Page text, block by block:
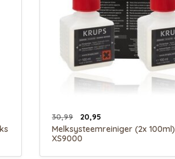
30,99 20,95
Melksysteemreiniger (2x 100ml)
XS9000